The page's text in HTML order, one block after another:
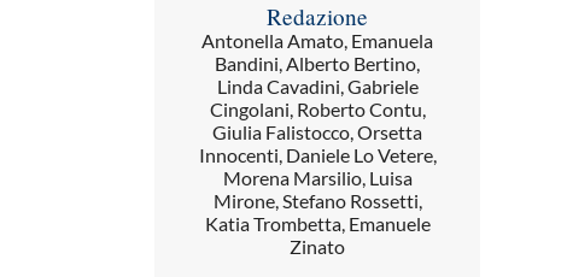
Redazione
Antonella Amato, Emanuela
Bandini, Alberto Bertino,
Linda Cavadini, Gabriele
Cingolani, Roberto Contu,
Giulia Falistocco, Orsetta
Innocenti, Daniele Lo Vetere,
Morena Marsilio, Luisa
Mirone, Stefano Rossetti,
Katia Trombetta, Emanuele
Zinato